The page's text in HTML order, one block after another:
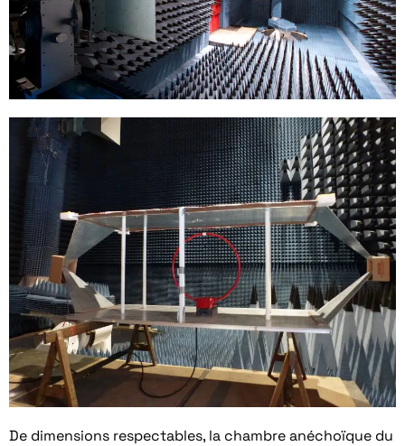
De dimensions respectables, la chambre anéchoïque du